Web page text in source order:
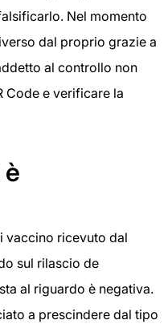
Nel momento
dal proprio grazie a
al controllo non
Code e verificare la
vaccino ricevuto dal
sul rilascio de
al riguardo è negativa.
a prescindere dal tipo